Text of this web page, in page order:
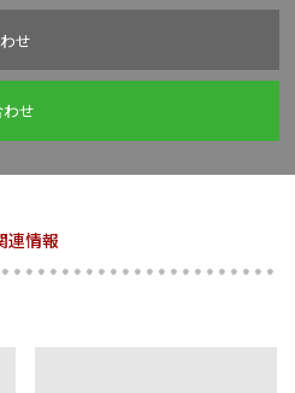
せ
せ
連情報